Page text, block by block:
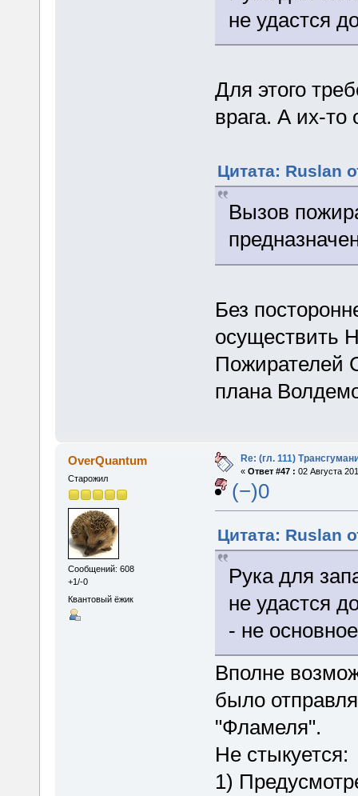
не удастся
Для этого
врага. А их-то
Цитата: Ruslan
Вызов
Без
осуществить
Пожирателей
плана
OverQuantum
Старожил
Сообщений: 608
+1/-0
Квантовый ёжик
Re: (гл. 111)
« Ответ #47 : 02 Августа
(−)0
Цитата: Ruslan
Рука для
не удастся
- не
Вполне
было
"Фламеля".
Не стыкуется:
1)